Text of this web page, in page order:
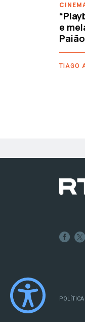
e
Paião
TIAGO